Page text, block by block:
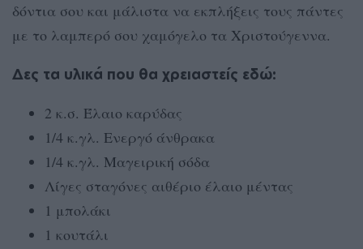
δόντια σου και μάλιστα να εκπλήξεις τους πάντες
με το λαμπερό σου χαμόγελο τα Χριστούγεννα.
Δες τα υλικά που θα χρειαστείς εδώ:
2 κ.σ. Έλαιο καρύδας
1/4 κ.γλ. Ενεργό άνθρακα
1/4 κ.γλ. Μαγειρική σόδα
Λίγες σταγόνες αιθέριο έλαιο μέντας
1 μπολάκι
1 κουτάλι